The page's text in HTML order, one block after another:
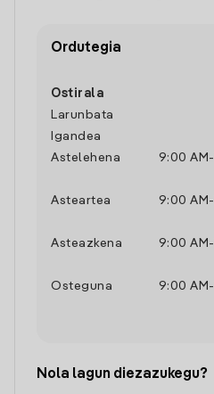
Ordutegia
Ostirala
Larunbata
Igandea
Astelehena
9:00 AM -
Asteartea
9:00 AM -
Asteazkena
9:00 AM -
Osteguna
9:00 AM -
Nola lagun diezazukegu?